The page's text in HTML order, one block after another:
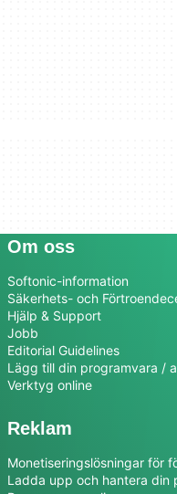
Om oss
Softonic-information
Säkerhets- och
Hjälp & Support
Jobb
Editorial Guidelines
Lägg till din programvara /
Verktyg online
Reklam
Monetiseringslösningar för
Ladda upp och hantera din